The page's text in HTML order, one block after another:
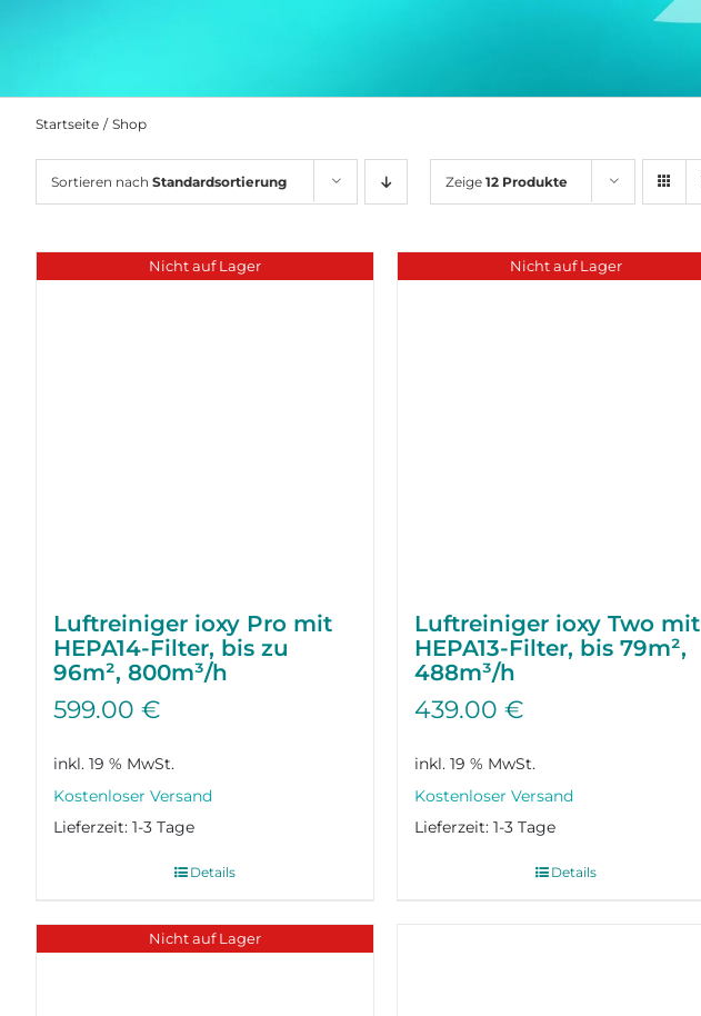
Startseite Shop
Sortieren nach Standardsortierung Zeige 12 Produkte
Nicht auf Lager
Luftreiniger ioxy Pro mit
HEPA14-Filter, bis zu
96m², 800m³/h
599.00 €
inkl. 19 % MwSt.
Lieferzeit: 1-3 Tage
Details
Nicht auf Lager
Luftreiniger ioxy Two mit
HEPA13-Filter, bis 79m²,
488m³/h
439.00 €
inkl. 19 % MwSt.
Lieferzeit: 1-3 Tage
Details
Nicht auf Lager